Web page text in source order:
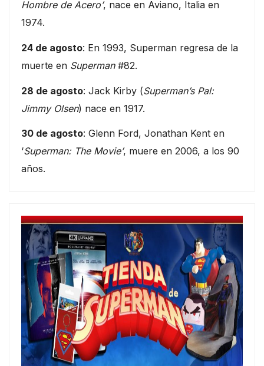
Hombre de Acero’, nace en Aviano, Italia en
1974.
24 de agosto: En 1993, Superman regresa de la
muerte en Superman#82.
28 de agosto: Jack Kirby (Superman’s Pal:
Jimmy Olsen) nace en 1917.
30 de agosto: Glenn Ford, Jonathan Kent en
‘Superman: The Movie’, muere en 2006, a los 90
años.